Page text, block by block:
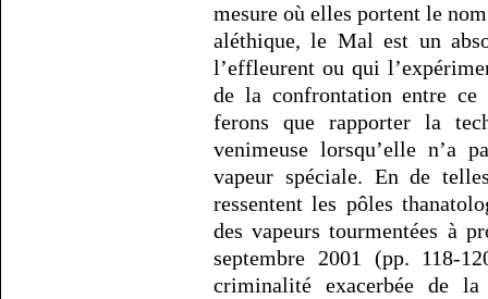
mesure où elles portent le
aléthique, le Mal est un
l’effleurent ou qui
de la confrontation entre
ferons que rapporter la
venimeuse lorsqu’elle n’a
vapeur spéciale. En de
ressentent les pôles
des vapeurs tourmentées à
septembre 2001 (pp. 118-
criminalité exacerbée de